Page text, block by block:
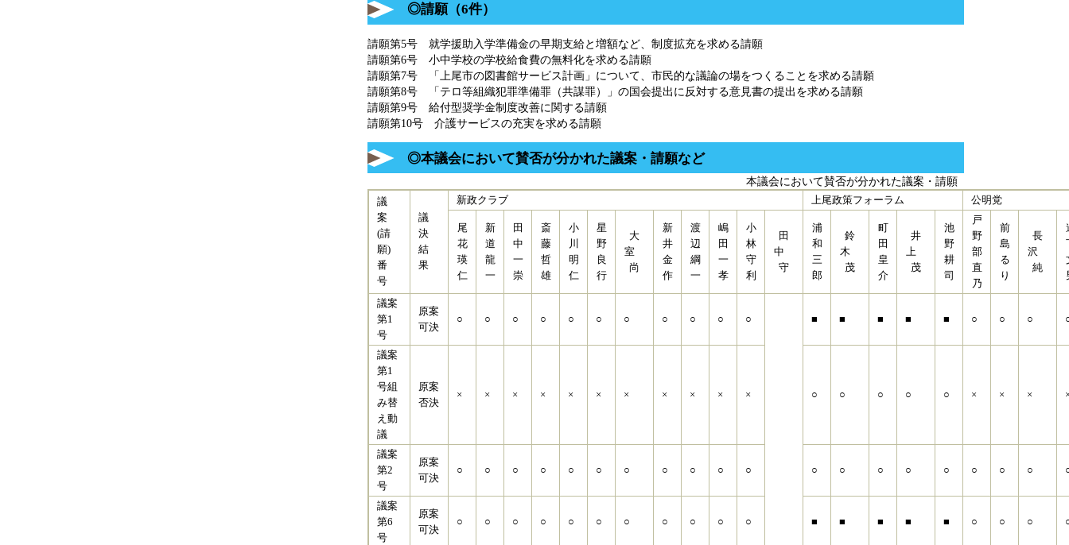
◎請願（6件）
請願第5号 就学援助入学準備金の早期支給と増額など、制度拡充を求める請願
請願第6号 小中学校の学校給食費の無料化を求める請願
請願第7号 「上尾市の図書館サービス計画」について、市民的な議論の場をつくることを求める請願
請願第8号 「テロ等組織犯罪準備罪（共謀罪）」の国会提出に反対する意見書の提出を求める請願
請願第9号 給付型奨学金制度改善に関する請願
請願第10号 介護サービスの充実を求める請願
◎本議会において賛否が分かれた議案・請願など
本議会において賛否が分かれた議案・請願
議
案
(請
願)
番
号
議
決
結
果
新政クラブ 上尾政策フォーラム 公明党
尾
花
瑛
仁
新
道
龍
一
田
中
一
崇
斎
藤
哲
雄
小
川
明
仁
星
野
良
行
大
室
尚
新
井
金
作
渡
辺
綱
一
嶋
田
一
孝
小
林
守
利
田
中
守
浦
和
三
郎
鈴
木
茂
町
田
皇
介
井
上
茂
池
野
耕
司
戸
野
部
直
乃
前
島
る
り
長
沢
純
議案
第1
号
原案
可決
○ ○ ○ ○ ○ ○ ○ ○ ○ ○ ○ ■ ■ ■ ■ ■ ○ ○ ○
議案
第1
号組
み替
え動
議
原案
否決
× × × × × × × × × × × ○ ○ ○ ○ ○ × × ×
議案
第2
号
原案
可決
○ ○ ○ ○ ○ ○ ○ ○ ○ ○ ○ ○ ○ ○ ○ ○ ○ ○ ○
議案
第6
号
原案
可決
○ ○ ○ ○ ○ ○ ○ ○ ○ ○ ○ ■ ■ ■ ■ ■ ○ ○ ○